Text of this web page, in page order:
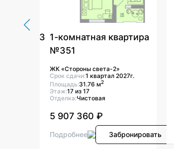
№13 1-комнатная квартира
№351
ЖК «Стороны света-2»
Срок сдачи:1 квартал 2027г.
Площадь:31.76 м2
Этаж:17 из 17
Отделка:Чистовая
5 907 360 ₽
Подробнее Забронировать